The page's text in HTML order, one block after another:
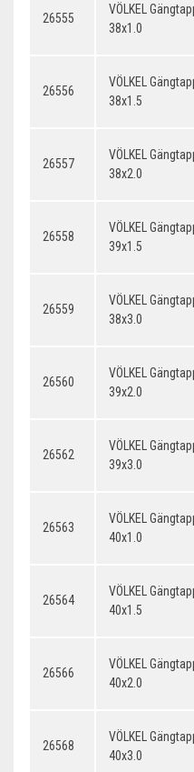
26555
VÖLKEL
38x1.0
26556
VÖLKEL
38x1.5
26557
VÖLKEL
38x2.0
26558
VÖLKEL
39x1.5
26559
VÖLKEL
38x3.0
26560
VÖLKEL
39x2.0
26562
VÖLKEL
39x3.0
26563
VÖLKEL
40x1.0
26564
VÖLKEL
40x1.5
26566
VÖLKEL
40x2.0
26568
VÖLKEL
40x3.0